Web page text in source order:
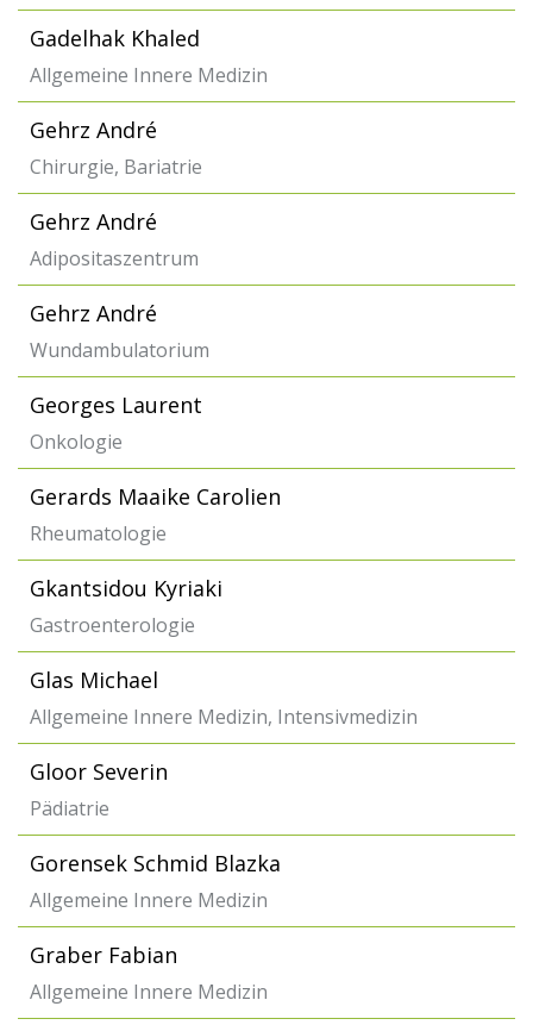
Gadelhak Khaled
Allgemeine Innere Medizin
Gehrz André
Chirurgie, Bariatrie
Gehrz André
Adipositaszentrum
Gehrz André
Wundambulatorium
Georges Laurent
Onkologie
Gerards Maaike Carolien
Rheumatologie
Gkantsidou Kyriaki
Gastroenterologie
Glas Michael
Allgemeine Innere Medizin, Intensivmedizin
Gloor Severin
Pädiatrie
Gorensek Schmid Blazka
Allgemeine Innere Medizin
Graber Fabian
Allgemeine Innere Medizin